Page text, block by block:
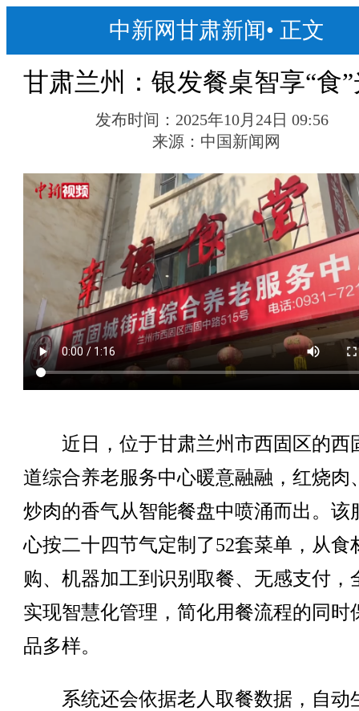
中新网甘肃新闻• 正文
甘肃兰州：银发餐桌智享“食
发布时间： 2025年10月24日 09:56
来源： 中国新闻网
近日，位于甘肃兰州市西固区的西
道综合养老服务中心暖意融融，红烧肉
炒肉的香气从智能餐盘中喷涌而出。该
心按二十四节气定制了52套菜单，从食
购、机器加工到识别取餐、无感支付，
实现智慧化管理，简化用餐流程的同时
品多样。
系统还会依据老人取餐数据，自动